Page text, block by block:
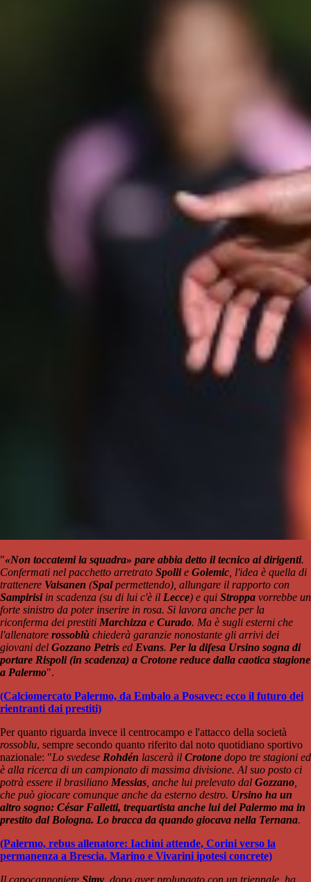
"«Non toccatemi la squadra» pare abbia detto il tecnico ai dirigenti.
Confermati nel pacchetto arretrato Spollie Golemic , l'idea è quella di
trattenere Vaisanen (Spalpermettendo), allungare il rapporto con
Sampirisiin scadenza (su di lui c'è il Lecce) e qui Stroppa vorrebbe un
forte sinistro da poter inserire in rosa. Si lavora anche per la
riconferma dei prestiti Marchizza e Curado. Ma è sugli esterni che
l'allenatore rossoblù chiederà garanzie nonostante gli arrivi dei
giovani del Gozzano Petris ed Evans. Per la difesa Ursino sogna di
portare Rispoli (in scadenza) a Crotone reduce dalla caotica stagione
a Palermo".
(Calciomercato Palermo, da Embalo a Posavec: ecco il futuro dei
rientranti dai prestiti)
Per quanto riguarda invece il centrocampo e l'attacco della società
rossoblu, sempre secondo quanto riferito dal noto quotidiano sportivo
nazionale: "Lo svedese Rohdén lascerà il Crotone dopo tre stagioni ed
è alla ricerca di un campionato di massima divisione. Al suo posto ci
potrà essere il brasiliano Messias , anche lui prelevato dal Gozzano
che può giocare comunque anche da esterno destro. Ursino ha un
altro sogno: César Falletti, trequartista anche lui del Palermo ma in
prestito dal Bologna. Lo bracca da quando giocava nella Ternana.
(Palermo, rebus allenatore: Iachini attende, Corini verso la
permanenza a Brescia. Marino e Vivarini ipotesi concrete)
Il capocannoniere Simy , dopo aver prolungato con un triennale, ha